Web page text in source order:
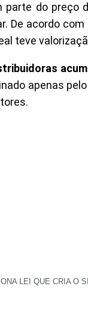
do preço
De acordo
teve
apenas
LEI QUE CRIA O